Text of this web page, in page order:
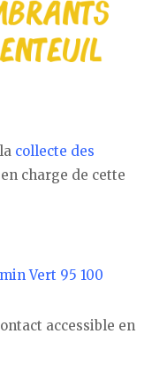
collecte des
charge de cette
Vert 95 100
accessible en